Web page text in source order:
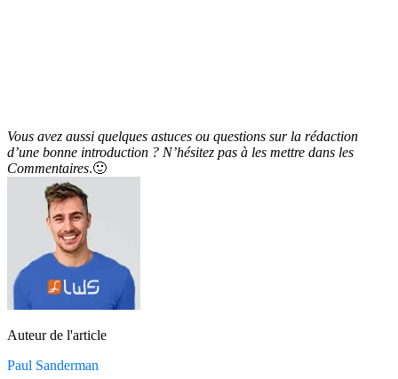
Vous avez aussi quelques astuces ou questions sur la rédaction
d’une bonne introduction ? N’hésitez pas à les mettre dans les
Commentaires.🙂
Auteur de l'article
Paul Sanderman